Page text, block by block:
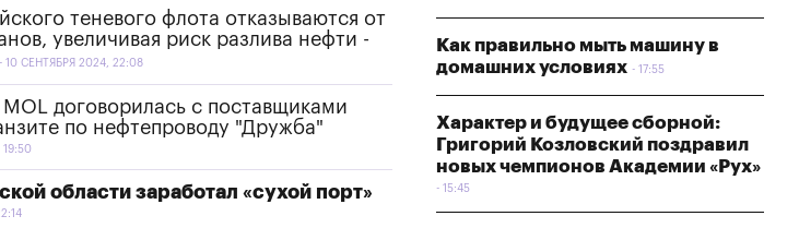
теневого флота отказываются от
увеличивая риск разлива нефти -
10 СЕНТЯБРЯ 2024, 22:08
MOL договорилась с поставщиками
по нефтепроводу "Дружба"
области заработал «сухой порт»
Как правильно мыть машину в
домашних условиях
17:55
Характер и будущее сборной:
Григорий Козловский поздравил
новых чемпионов Академии «Рух»
15:45